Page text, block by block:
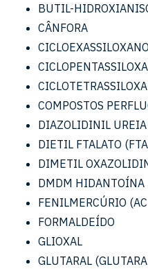
BUTIL-
CÂNFORA
COMPOSTOS
DIAZOLIDINIL UREIA
DIETIL FTALATO
DIMETIL
DMDM HIDANTOÍNA
FENILMERCÚRIO
FORMALDEÍDO
GLIOXAL
GLUTARAL